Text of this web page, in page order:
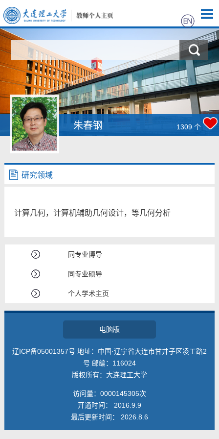
首页
科学研究
教学研究
获奖信息
招生信息
学生信息
朱春钢 1309 个
研究领域
计算几何，计算机辅助几何设计，等几何分析
同专业博导
同专业硕导
个人学术主页
电脑版
辽ICP备05001357号 地址：中国·辽宁省大连市甘井子区凌工路2
号 邮编：116024
版权所有：大连理工大学
访问量： 0000145305次
开通时间： 2016 9 9
最后更新时间： 2026 8 6